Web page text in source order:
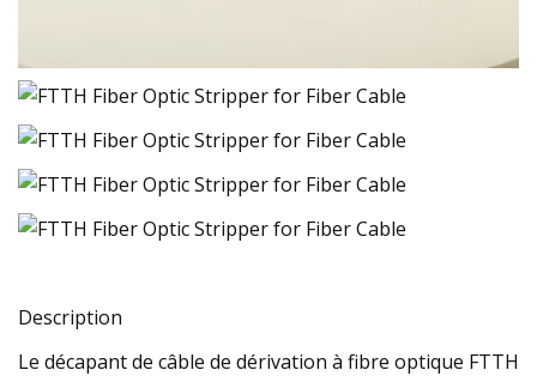
Description
Le décapant de câble de dérivation à fibre optique FTTH